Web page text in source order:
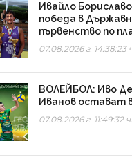
Ивайло
победа в
първенство по
07.08.2026 г. 14:38:23
ВОЛЕЙБОЛ: Иво
Иванов остават
07.08.2026 г. 11:49:32 ч.